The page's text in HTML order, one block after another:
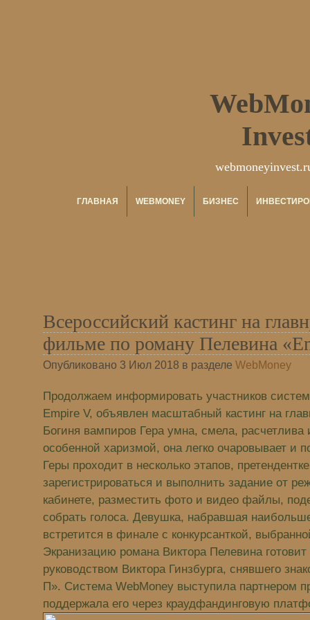
ГЛАВНАЯ WEBMONEY БИЗНЕС
Всероссийский кастинг на
фильме по роману Пелевина
Опубликовано 3 Июл 2018 в разделе WebMoney
Продолжаем информировать участников
Empire V, объявлен масштабный кастинг на
Богиня вампиров Гера умна, смела,
особенной харизмой, она легко очаровывает и
Геры проходит в несколько этапов,
зарегистрироваться и выполнить задание от
кабинете, разместить фото и видео файлы,
собрать голоса. Девушка, набравшая
встретится в финале с конкурсанткой,
Экранизацию романа Виктора Пелевина
руководством Виктора Гинзбурга, снявшего
П». Cистема WebMoney выступила партнером
поддержала его через краудфандинговую